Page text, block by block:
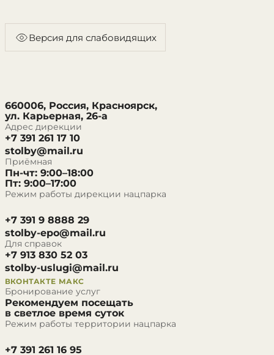
Версия для слабовидящих
660006, Россия, Красноярск,
ул. Карьерная, 26-а
Адрес дирекции
+7 391 261 17 10
stolby@mail.ru
Приёмная
Пн-чт: 9:00–18:00
Пт: 9:00–17:00
Режим работы дирекции нацпарка
+7 391 9 8888 29
stolby-epo@mail.ru
Для справок
+7 913 830 52 03
stolby-uslugi@mail.ru
ВКОНТАКТЕ МАКС
Бронирование услуг
Рекомендуем посещать
в светлое время суток
Режим работы территории нацпарка
+7 391 261 16 95